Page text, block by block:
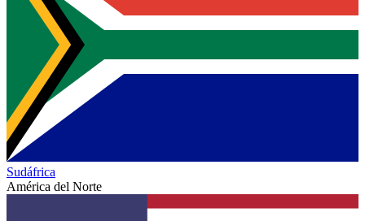
Sudáfrica
América del Norte